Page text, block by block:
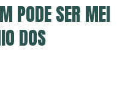
PODE SER MEI
DOS